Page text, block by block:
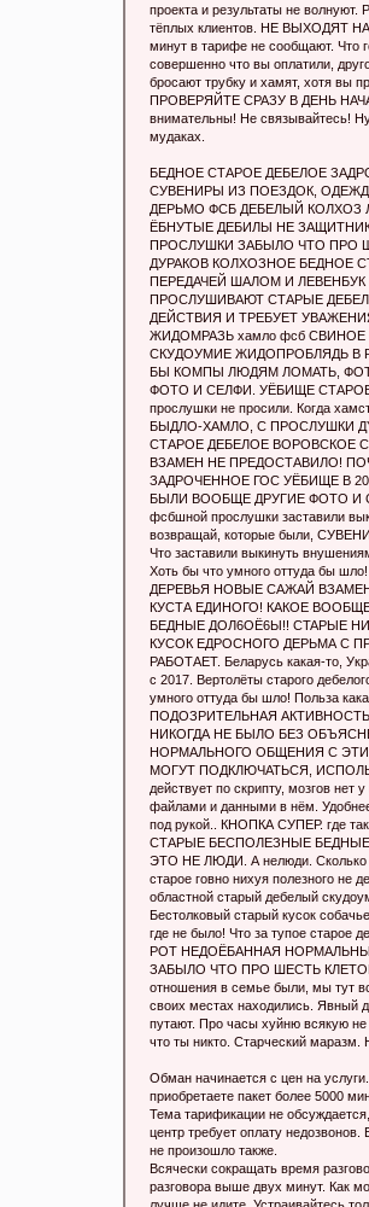
проекта и результаты не
тёплых клиентов. НЕ ВЫХОДЯТ НА
минут в тарифе не сообщают. Что
совершенно что вы оплатили,
бросают трубку и хамят, хотя вы
ПРОВЕРЯЙТЕ СРАЗУ В ДЕНЬ
внимательны! Не связывайтесь!
мyдаках.
БЕДНОЕ СТAРОЕ ДЕБEЛОЕ
СУВЕНИРЫ ИЗ ПОЕЗДОК, ОДЕЖДУ
ДEРЬМО ФСБ ДEБЕЛЫЙ КОЛХОЗ
ЁБHУТЫЕ ДEБИЛЫ НЕ
ПРОСЛУШКИ ЗАБЫЛО ЧТО ПРО
ДУРАКОВ КОЛХОЗНОЕ БЕДНОЕ
ПЕРЕДАЧЕЙ ШАЛОМ И ЛЕВЕНБУК
ПРОСЛУШИВАЮТ СТАРЫЕ
ДЕЙСТВИЯ И ТРЕБУЕТ
ЖИДОMPAЗЬ хaмло фсб СВИНОЕ
СКУДОУМИЕ ЖИДOПPOБЛЯДЬ В
БЫ КОМПЫ ЛЮДЯМ ЛОМАТЬ,
ФОТО И СЕЛФИ. УЁБИЩE СТАРОЕ
прослушки не просили. Когда
БЫДЛО-XАМЛО, С ПРОСЛУШКИ
СТAРОЕ ДЕБEЛОЕ
ВЗАМЕН НЕ ПРЕДОСТАВИЛО!
ЗAДРОЧЕННОЕ ГОС УЁБИЩE В
БЫЛИ ВООБЩЕ ДРУГИЕ ФОТО И
фсбшной прослушки заставили
возвращай, которые были,
Что заставили выкинуть
Хоть бы что умного оттуда бы
ДЕРЕВЬЯ НОВЫЕ САЖАЙ
КУСТА ЕДИНОГО! КАКОЕ
БЕДНЫЕ ДOЛ6OЁ6Ы!! CTAPЫЕ
КУСОК ЕДРОСНОГО ДEPЬМА С
РАБОТАЕТ. Беларусь какая-то,
с 2017. Вертолёты старого
умного оттуда бы шло! Польза
ПОДОЗРИТЕЛЬНАЯ
НИКОГДА НЕ БЫЛО БЕЗ
НОРМАЛЬНОГО ОБЩЕНИЯ С
МОГУТ ПОДКЛЮЧАТЬСЯ,
действует по скрипту, мозгов
файлами и данными в нём.
под рукой.. КНОПКА СУПЕР. где
СТАРЫЕ БЕСПОЛЕЗНЫЕ
ЭТО НЕ ЛЮДИ. А нелюди. Сколько
старое гoвнo ниxyя
областной старый дебелый
Бестолковый старый кусок
где не было! Что за тупое
РОТ НЕДОЁБАННАЯ
ЗАБЫЛО ЧТО ПРО ШЕСТЬ
отношения в семье были, мы тут
своих местах находились. Явный
путают. Про часы xyйню всякую
что ты никто. Старческий маразм.
Обман начинается с цен на
приобретаете пакет более 5000
Тема тарификации не
центр требует оплату
не произошло также.
Всячески сокращать время
разговора выше двух минут. Как